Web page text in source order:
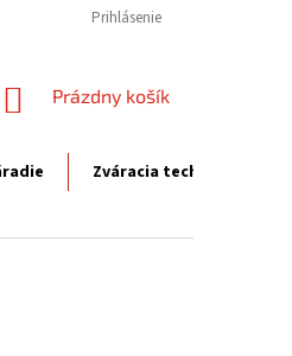
Prihlásenie
NÁKUPNÝ
Prázdny košík
Zváracia technika